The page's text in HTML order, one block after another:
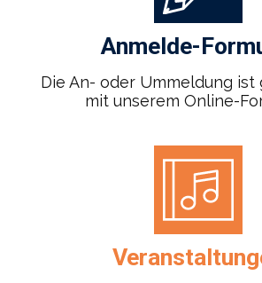
Anmelde-
Die An- oder Ummeldung ist
mit unserem Online-